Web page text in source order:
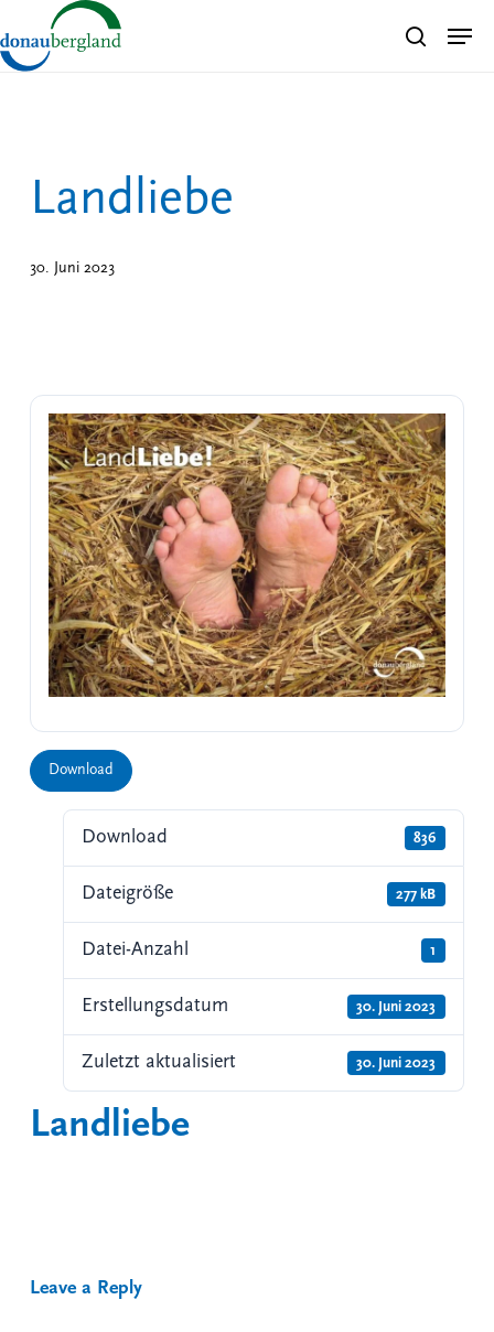
to
main
search
Landliebe
30. Juni 2023
Download
Download 836
Dateigröße 277 kB
Datei-Anzahl 1
Erstellungsdatum 30. Juni 2023
Zuletzt aktualisiert 30. Juni 2023
Landliebe
Leave a Reply